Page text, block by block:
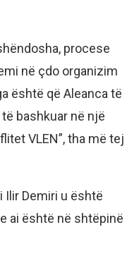
procese
në çdo organizim
është që Aleanca të
bashkuar në një
VLEN”, tha më tej
Ilir Demiri u është
ai është në shtëpinë